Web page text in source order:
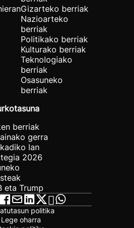
Gizarteko berriak
Nazioarteko
berriak
Politikako berriak
Kulturako berriak
Teknologiako
berriak
Osasuneko
berriak
berriak
gerra
lan
2026
eta Trump
politika
Lege oharra